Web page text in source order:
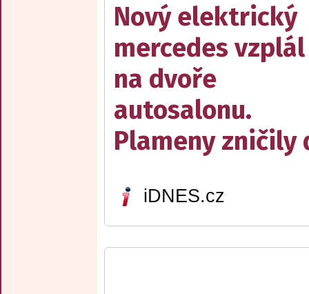
Nový elektrický
mercedes vzplál
na dvoře
autosalonu.
Plameny zničily
iDNES.cz